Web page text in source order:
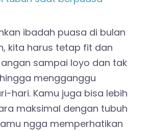
ibadah puasa di bulan
kita harus tetap fit dan
sampai loyo dan tak
mengganggu
hari. Kamu juga bisa lebih
maksimal dengan tubuh
ngga memperhatikan